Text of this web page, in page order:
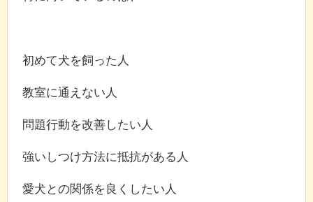
初めて犬を飼った人
教室に通えない人
問題行動を改善したい人
強いしつけ方法に抵抗がある人
愛犬との関係を良くしたい人